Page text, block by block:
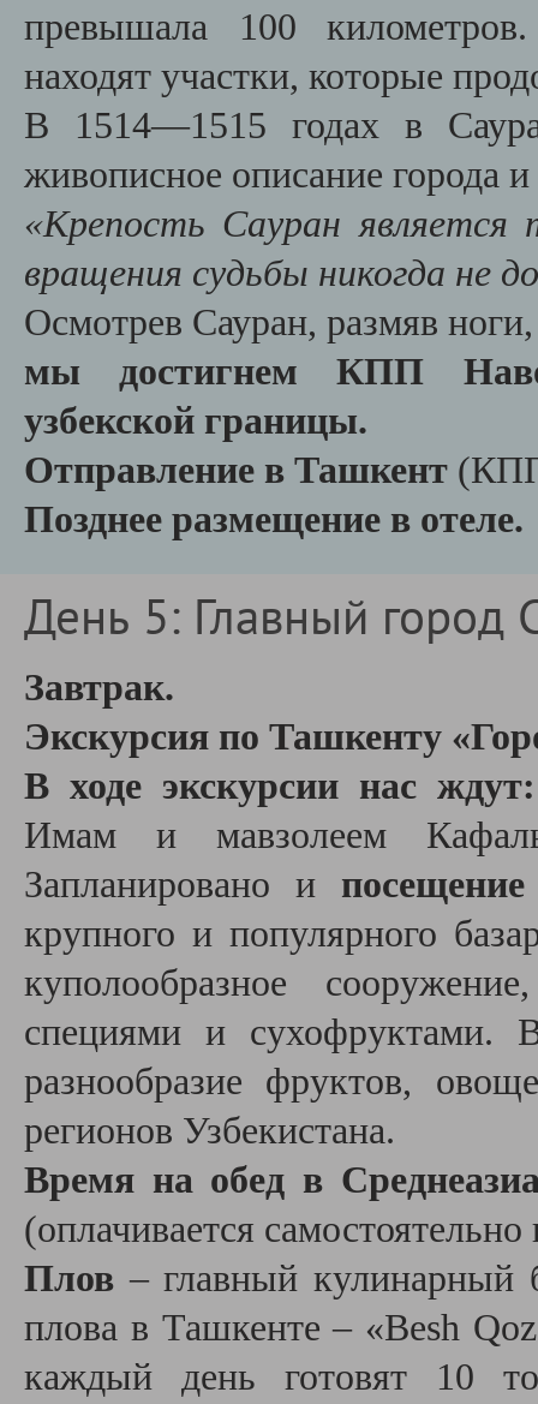
превышала 100
находят участки, которые
В 1514—1515 годах в
живописное описание города
«Крепость Сауран является
вращения судьбы никогда не
Осмотрев Сауран, размяв
мы достигнем КПП
узбекской границы.
Отправление в Ташкент
Позднее размещение в отеле.
День 5: Главный город
Завтрак.
Экскурсия по Ташкенту
В ходе экскурсии нас ждут:
Имам и мавзолеем
Запланировано и
крупного и популярного
куполообразное
специями и сухофруктами.
разнообразие фруктов,
регионов Узбекистана.
Время на обед в
(оплачивается
Плов – главный кулинарный
плова в Ташкенте – «Besh
каждый день готовят 10